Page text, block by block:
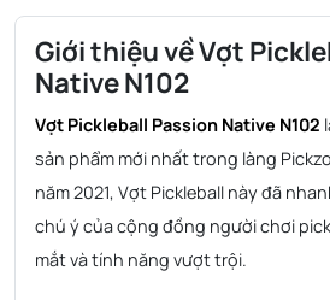
Giới thiệu về Vợt
Native N102
Vợt Pickleball Passion Native N102
sản phẩm mới nhất trong làng
năm 2021, Vợt Pickleball này đã
chú ý của cộng đồng người chơi
mắt và tính năng vượt trội.